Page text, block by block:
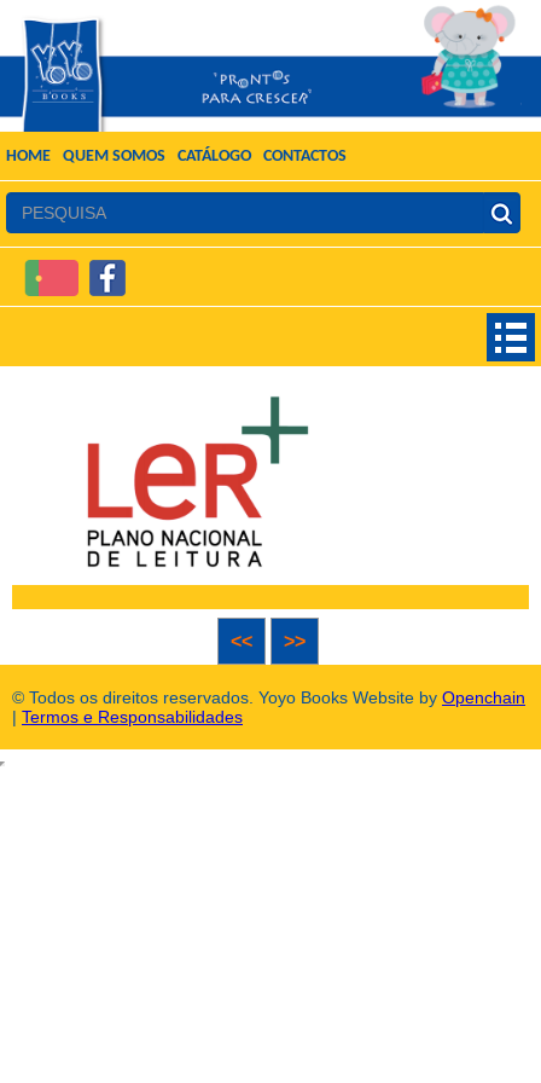
HOME QUEM SOMOS CATÁLOGO CONTACTOS
<< >>
© Todos os direitos reservados. Yoyo Books Website by Openchain
| Termos e Responsabilidades